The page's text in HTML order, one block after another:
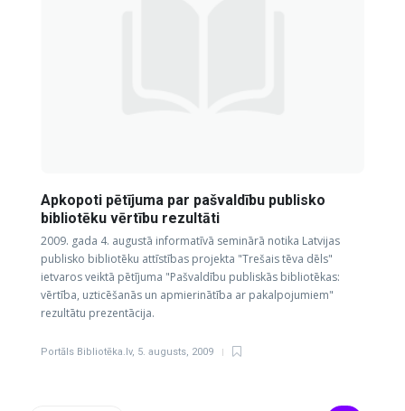
Apkopoti pētījuma par pašvaldību publisko
bibliotēku vērtību rezultāti
2009. gada 4. augustā informatīvā seminārā notika Latvijas
publisko bibliotēku attīstības projekta "Trešais tēva dēls"
ietvaros veiktā pētījuma "Pašvaldību publiskās bibliotēkas:
vērtība, uzticēšanās un apmierinātība ar pakalpojumiem"
rezultātu prezentācija.
Portāls Bibliotēka.lv, 5. augusts, 2009